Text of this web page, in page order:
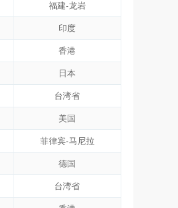
福建-龙岩
印度
香港
日本
台湾省
美国
菲律宾-马尼拉
德国
台湾省